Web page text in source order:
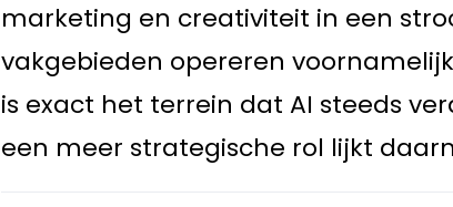
marketing en creativiteit in een
vakgebieden opereren
is exact het terrein dat AI steeds
een meer strategische rol lijkt